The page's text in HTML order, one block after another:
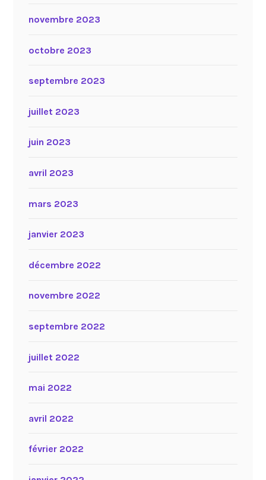
novembre 2023
octobre 2023
septembre 2023
juillet 2023
juin 2023
avril 2023
mars 2023
janvier 2023
décembre 2022
novembre 2022
septembre 2022
juillet 2022
mai 2022
avril 2022
février 2022